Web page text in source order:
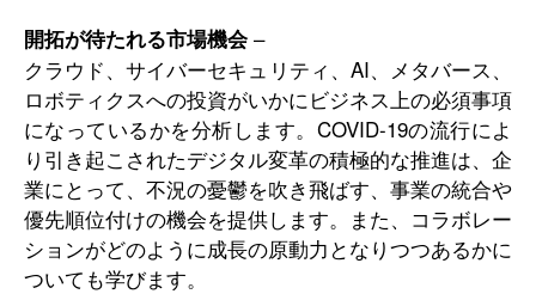
開拓が待たれる市場機会 –
クラウド、サイバーセキュリティ、AI、メタバース、
ロボティクスへの投資がいかにビジネス上の必須事項
になっているかを分析します。COVID-19の流行によ
り引き起こされたデジタル変革の積極的な推進は、企
業にとって、不況の憂鬱を吹き飛ばす、事業の統合や
優先順位付けの機会を提供します。また、コラボレー
ションがどのように成長の原動力となりつつあるかに
ついても学びます。